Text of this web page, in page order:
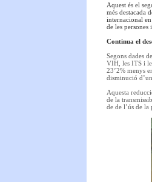
Aquest és el
més destacada
internacional
de les
Continua el
Segons dades
VIH, les ITS i
23’2% menys
disminució
Aquesta
de la
de de l’ús de